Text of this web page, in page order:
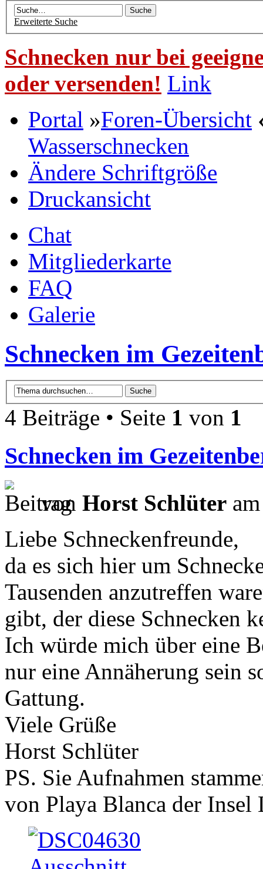
Erweiterte Suche
Schnecken nur bei
oder versenden! Link
Portal »Foren-Übersicht
Wasserschnecken
Ändere Schriftgröße
Druckansicht
Chat
Mitgliederkarte
FAQ
Galerie
Schnecken im
4 Beiträge • Seite 1 von 1
Schnecken im
von Horst Schlüter
Liebe Schneckenfreunde,
da es sich hier um
Tausenden anzutreffen
gibt, der diese Schnecken
Ich würde mich über eine
nur eine Annäherung sein
Gattung.
Viele Grüße
Horst Schlüter
PS. Sie Aufnahmen
von Playa Blanca der Insel